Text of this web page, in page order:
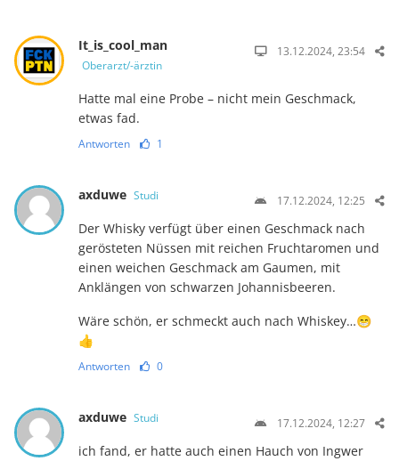
It_is_cool_man
Oberarzt/-ärztin
13.12.2024, 23:54
Hatte mal eine Probe – nicht mein Geschmack,
etwas fad.
Antworten 1
axduwe Studi 17.12.2024, 12:25
Der Whisky verfügt über einen Geschmack nach
gerösteten Nüssen mit reichen Fruchtaromen und
einen weichen Geschmack am Gaumen, mit
Anklängen von schwarzen Johannisbeeren.
Wäre schön, er schmeckt auch nach Whiskey…😁
👍
Antworten 0
axduwe Studi 17.12.2024, 12:27
ich fand, er hatte auch einen Hauch von Ingwer